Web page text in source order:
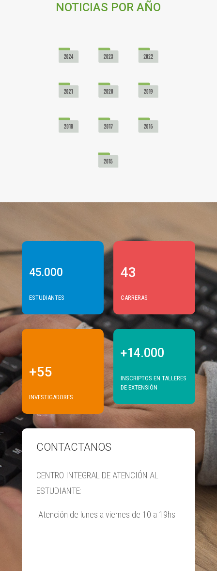
NOTICIAS POR AÑO
45.000
ESTUDIANTES
+55
INVESTIGADORES
43
CARRERAS
+14.000
INSCRIPTOS EN TALLERES
DE EXTENSIÓN
CONTACTANOS
CENTRO INTEGRAL DE ATENCIÓN AL
ESTUDIANTE:
Atención de lunes a viernes de 10 a 19hs